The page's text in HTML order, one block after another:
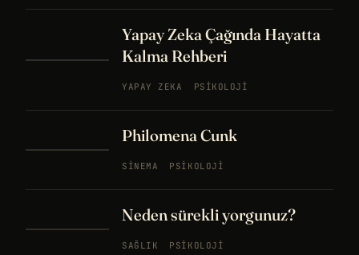
Yapay Zeka Çağında Hayatta
Kalma Rehberi
YAPAY ZEKA PSIKOLOJI
Philomena Cunk
SINEMA PSIKOLOJI
Neden sürekli yorgunuz?
SAĞLIK PSIKOLOJI